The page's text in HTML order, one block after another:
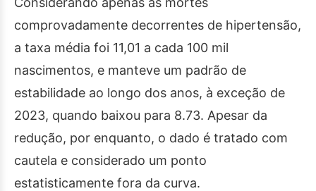
comprovadamente decorrentes de hipertensão,
a taxa média foi 11,01 a cada 100 mil
nascimentos, e manteve um padrão de
estabilidade ao longo dos anos, à exceção de
2023, quando baixou para 8.73. Apesar da
redução, por enquanto, o dado é tratado com
cautela e considerado um ponto
estatisticamente fora da curva.